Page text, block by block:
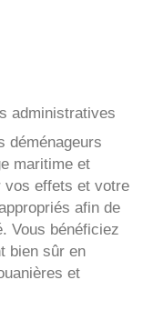
administratives
déménageurs
maritime et
vos effets et votre
afin de
Vous bénéficiez
bien sûr en
et